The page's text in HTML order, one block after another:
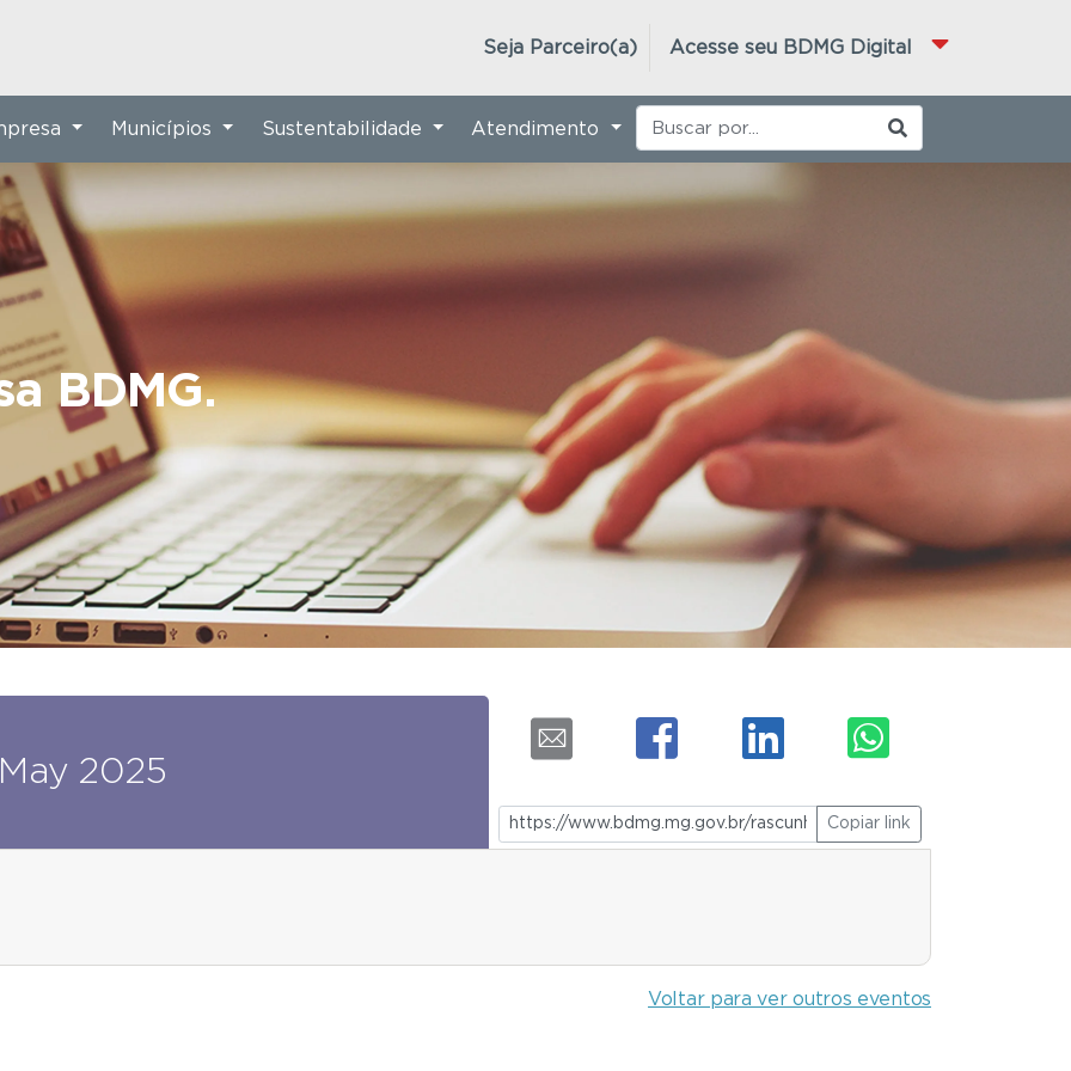
Acesse seu BDMG Digital
Seja Parceiro(a)
BDMG.
Municípios Sustentabilidade Atendimento
2025
Copiar link
Voltar para ver outros eventos